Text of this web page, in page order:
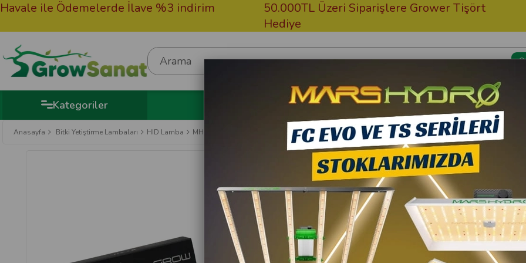
Ödemelerde İlave %3 indirim
50.000TL Üzeri Siparişlere Grower Tişört
Kategoriler Kargom Nerede? Bitki Besin
Anasayfa Bitki Yetiştirme Lambaları HID Lamba MH Lamba Growsan 400W MH Gelişim Dönemi
Growsan
Growsan 400W MH
10
752,40 TL
677,16 TL (KDV